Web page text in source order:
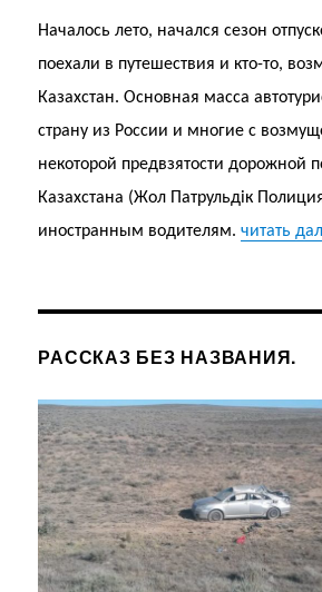
Началось лето, начался сезон
поехали в путешествия и кто-то,
Казахстан. Основная масса
страну из России и многие с
некоторой предвзятости дорожной
Казахстана (Жол Патрульдік
иностранным водителям.читать
РАССКАЗ БЕЗ НАЗВАНИЯ.